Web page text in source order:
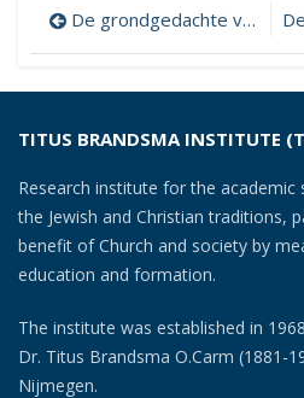
Post
navigation
De grondgedachte van het geestelijk Leven bij Sint Augustinus
TITUS BRANDSMA INSTITUTE
Research institute for the
the Jewish and Christian traditions,
benefit of Church and society by
education and formation.
The institute was established in
Dr. Titus Brandsma O.Carm (1881-
Nijmegen.